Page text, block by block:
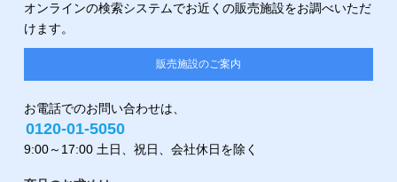
オンラインの検索システムでお近くの販売施設をお調べいただ
けます。
販売施設のご案内
お電話でのお問い合わせは、
0120-01-5050
9:00～17:00 土日、祝日、会社休日を除く